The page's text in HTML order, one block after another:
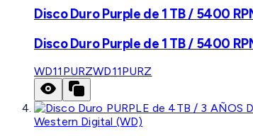
Disco Duro Purple de 1 TB / 5400
Disco Duro Purple de 1 TB / 5400
WD11PURZWD11PURZ
Western Digital (WD)